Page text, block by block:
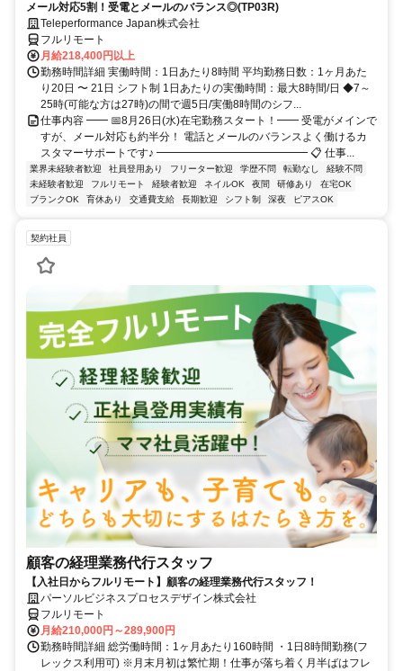
メール対応5割！受電とメールのバランス◎(TP03R)
Teleperformance Japan株式会社
フルリモート
月給218,400円以上
勤務時間詳細 実働時間：1日あたり8時間 平均勤務日数：1ヶ月あた
り20日 〜 21日 シフト制 1日あたりの実働時間：最大8時間/日 ◆7～
25時(可能な方は27時)の間で週5日/実働8時間のシフ...
仕事内容 ━━ 📅8月26日(水)在宅勤務スタート！━━ 受電がメインで
すが、メール対応も約半分！ 電話とメールのバランスよく働けるカ
スタマーサポートです♪ ━━━━━━━━━━━━━━ 📋 仕事...
業界未経験者歓迎 社員登用あり フリーター歓迎 学歴不問 転勤なし
経験不問
未経験者歓迎
フルリモート 経験者歓迎 ネイルOK 夜間 研修あり
在宅OK
ブランクOK
育休あり 交通費支給 長期歓迎 シフト制 深夜 ピアスOK
契約社員
顧客の経理業務代行スタッフ
【入社日からフルリモート】顧客の経理業務代行スタッフ！
パーソルビジネスプロセスデザイン株式会社
フルリモート
月給210,000円～289,900円
勤務時間詳細 総労働時間：1ヶ月あたり160時間 ・1日8時間勤務(フ
レックス利用可) ※月末月初は繁忙期！仕事が落ち着く月半ばはフレ